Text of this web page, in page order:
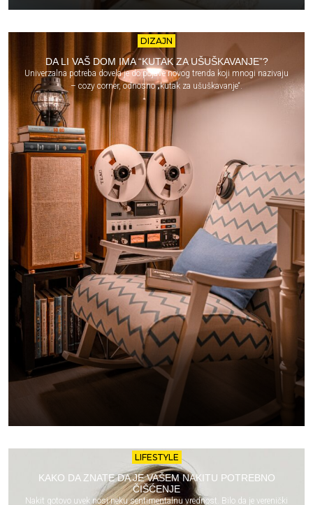
DIZAJN
DA LI VAŠ DOM IMA “KUTAK ZA UŠUŠKAVANJE”?
Univerzalna potreba dovela je do pojave novog trenda koji mnogi nazivaju
– cozy corner, odnosno „kutak za ušuškavanje“.
LIFESTYLE
KAKO DA ZNATE DA JE VAŠEM NAKITU POTREBNO
ČIŠĆENJE
Nakit gotovo uvek nosi neku sentimentalnu vrednost. Bilo da je verenički